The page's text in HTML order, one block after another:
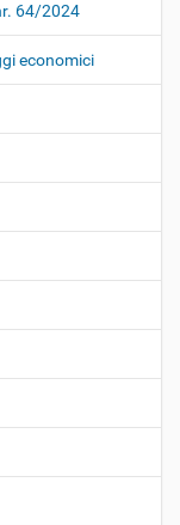
64/2024
economici